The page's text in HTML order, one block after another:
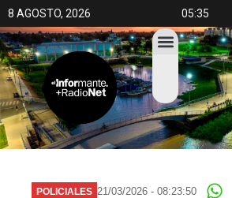
8 AGOSTO, 2026 05:35
POLICIALES 21/03/2026 - 08:23:50